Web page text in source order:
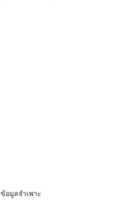
ข้อมูลจำเพาะ